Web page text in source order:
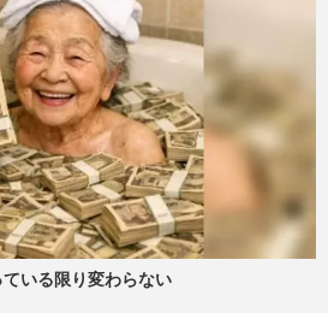
いる限り変わらない